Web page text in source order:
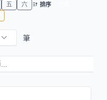
五 六 排序
筆